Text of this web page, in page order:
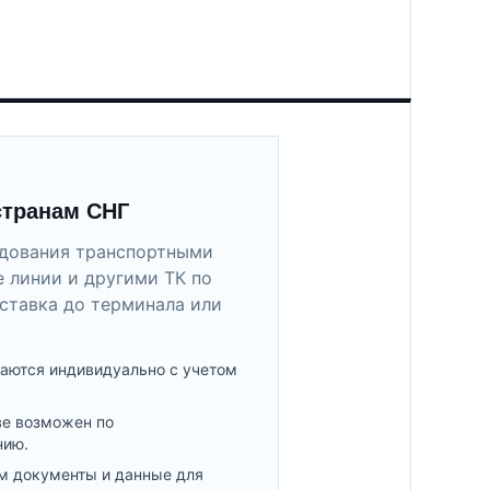
СНГ
транспортными
и другими ТК по
до терминала или
индивидуально с учетом
возможен по
документы и данные для